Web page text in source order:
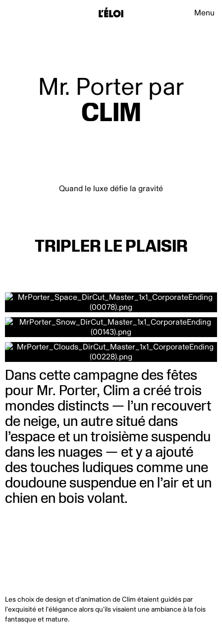
Menu
Mr. Porter par
CLIM
Quand le luxe défie la gravité
TRIPLER LE PLAISIR
Dans cette campagne des fêtes
pour Mr. Porter, Clim a créé trois
mondes distincts — l’un recouvert
de neige, un autre situé dans
l’espace et un troisième suspendu
dans les nuages — et y a ajouté
des touches ludiques comme une
doudoune suspendue en l’air et un
chien en bois volant.
Les choix de design et d'animation de Clim étaient guidés par
l'exquisité et l'élégance alors qu'ils visaient une ambiance à la fois
fantasque et mature.